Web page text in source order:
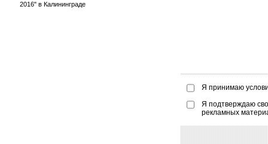
2016" в Калининграде
Я принимаю
Я подтверждаю
рекламных